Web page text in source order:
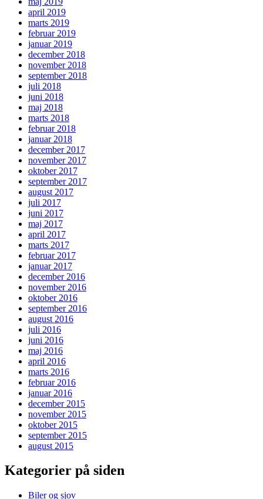
april 2019
marts 2019
februar 2019
januar 2019
december 2018
november 2018
september 2018
juli 2018
juni 2018
maj 2018
marts 2018
februar 2018
januar 2018
december 2017
november 2017
oktober 2017
september 2017
august 2017
juli 2017
juni 2017
maj 2017
april 2017
marts 2017
februar 2017
januar 2017
december 2016
november 2016
oktober 2016
september 2016
august 2016
juli 2016
juni 2016
maj 2016
april 2016
marts 2016
februar 2016
januar 2016
december 2015
november 2015
oktober 2015
september 2015
august 2015
Kategorier på siden
Biler og sjov